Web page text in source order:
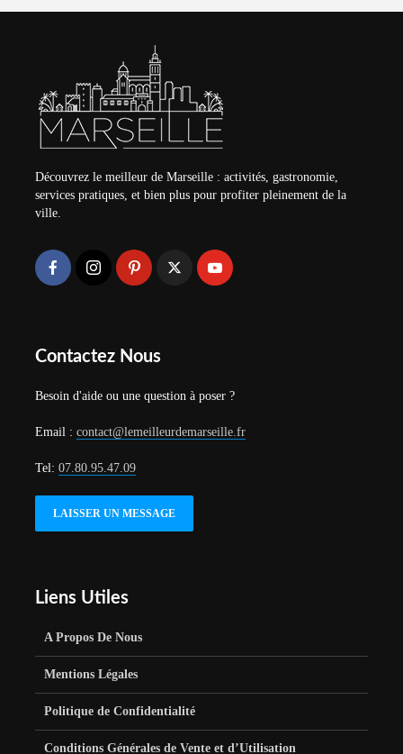
Découvrez le meilleur de Marseille : activités, gastronomie,
services pratiques, et bien plus pour profiter pleinement de la
ville.
Contactez Nous
Besoin d'aide ou une question à poser ?
Email : contact@lemeilleurdemarseille.fr
Tel: 07.80.95.47.09
LAISSER UN MESSAGE
Liens Utiles
A Propos De Nous
Mentions Légales
Politique de Confidentialité
Conditions Générales de Vente et d’Utilisation